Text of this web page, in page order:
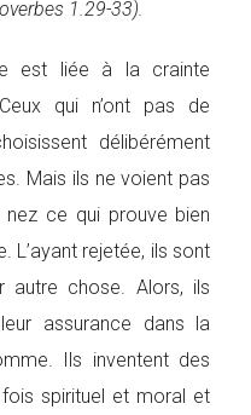
1.29-33).
est liée à la crainte
qui n’ont pas de
délibérément
Mais ils ne voient pas
ce qui prouve bien
L’ayant rejetée, ils sont
autre chose. Alors, ils
assurance dans la
Ils inventent des
spirituel et moral et